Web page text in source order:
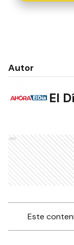
Autor
El
Ads
Este